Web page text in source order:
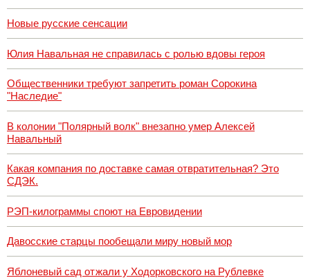
Новые русские сенсации
Юлия Навальная не справилась с ролью вдовы героя
Общественники требуют запретить роман Сорокина
"Наследие"
В колонии "Полярный волк" внезапно умер Алексей
Навальный
Какая компания по доставке самая отвратительная? Это
СДЭК.
РЭП-килограммы споют на Евровидении
Давосские старцы пообещали миру новый мор
Яблоневый сад отжали у Ходорковского на Рублевке